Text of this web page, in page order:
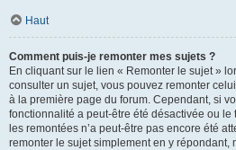
Haut
Comment puis-je remonter mes sujets ?
En cliquant sur le lien « Remonter le sujet »
consulter un sujet, vous pouvez remonter
à la première page du forum. Cependant, si
fonctionnalité a peut-être été désactivée ou le
les remontées n’a peut-être pas encore été
remonter le sujet simplement en y répondant,